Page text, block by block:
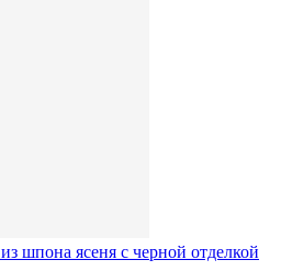
шпона ясеня с черной отделкой